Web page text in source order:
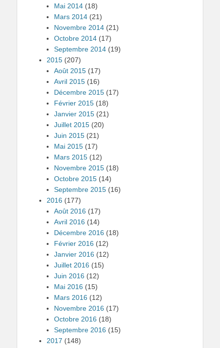
Mai 2014 (18)
Mars 2014 (21)
Novembre 2014 (21)
Octobre 2014 (17)
Septembre 2014 (19)
2015 (207)
Août 2015 (17)
Avril 2015 (16)
Décembre 2015 (17)
Février 2015 (18)
Janvier 2015 (21)
Juillet 2015 (20)
Juin 2015 (21)
Mai 2015 (17)
Mars 2015 (12)
Novembre 2015 (18)
Octobre 2015 (14)
Septembre 2015 (16)
2016 (177)
Août 2016 (17)
Avril 2016 (14)
Décembre 2016 (18)
Février 2016 (12)
Janvier 2016 (12)
Juillet 2016 (15)
Juin 2016 (12)
Mai 2016 (15)
Mars 2016 (12)
Novembre 2016 (17)
Octobre 2016 (18)
Septembre 2016 (15)
2017 (148)